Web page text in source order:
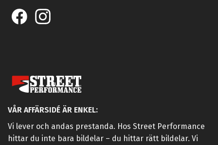
VÅR AFFÄRSIDÉ ÄR ENKEL:
Vi lever och andas prestanda. Hos Street Performance
hittar du inte bara bildelar – du hittar rätt bildelar. Vi